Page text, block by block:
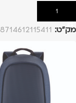
הוספה לסל
מק”ט: 8714612115411